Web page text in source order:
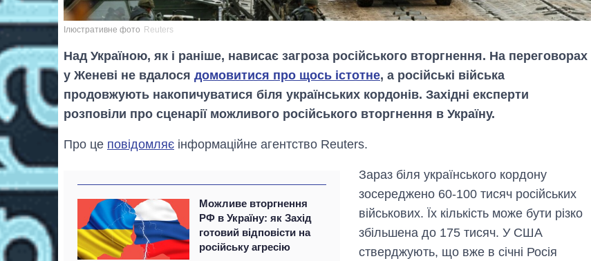
Ілюстративне фото Reuters
Над Україною, як і раніше, нависає загроза російського вторгнення. На переговорах
у Женеві не вдалося домовитися про щось істотне, а російські війська
продовжують накопичуватися біля українських кордонів. Західні експерти
розповіли про сценарії можливого російського вторгнення в Україну.
Про це повідомляє інформаційне агентство Reuters.
Можливе вторгнення
РФ в Україну: як Захід
готовий відповісти на
російську агресію
Зараз біля українського кордону
зосереджено 60-100 тисяч російських
військових. Їх кількість може бути різко
збільшена до 175 тисяч. У США
стверджують, що вже в січні Росія